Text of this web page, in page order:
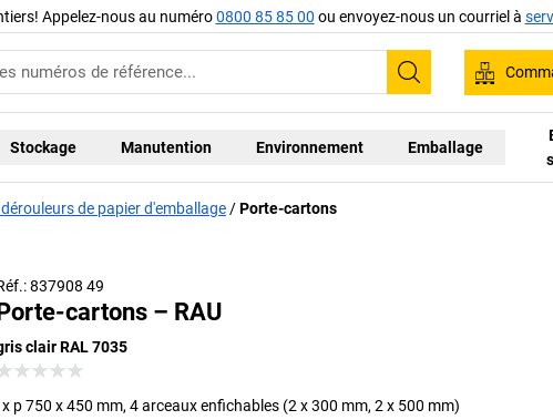
Appelez-nous au numéro0800 85 85 00 ou envoyez-nous un courriel à
Recherche
Stockage Manutention Environnement Emballage
de papier d'emballage Porte-cartons
837908 49
cartons – RAU
clair RAL 7035
x p 750 x 450 mm, 4 arceaux enfichables (2 x 300 mm, 2 x 500 mm)